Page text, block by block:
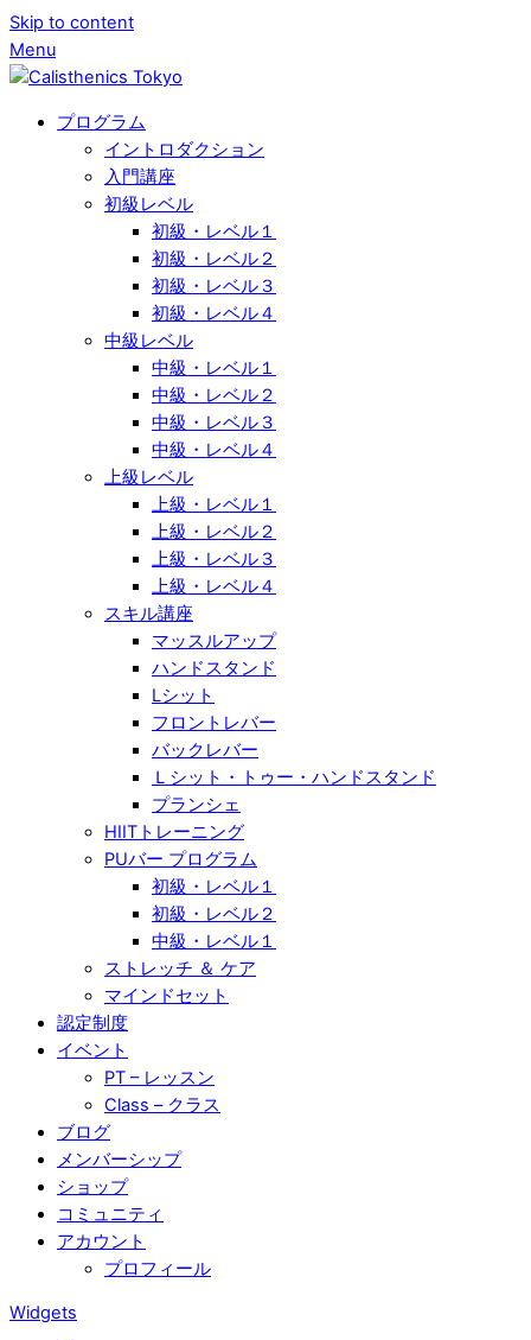
Skip to content
Menu
プログラム
イントロダクション
入門講座
初級レベル
初級・レベル１
初級・レベル２
初級・レベル３
初級・レベル４
中級レベル
中級・レベル１
中級・レベル２
中級・レベル３
中級・レベル４
上級レベル
上級・レベル１
上級・レベル２
上級・レベル３
上級・レベル４
スキル講座
マッスルアップ
ハンドスタンド
Lシット
フロントレバー
バックレバー
Ｌシット・トゥー・ハンドスタンド
プランシェ
HIITトレーニング
PUバー プログラム
初級・レベル１
初級・レベル２
中級・レベル１
ストレッチ ＆ ケア
マインドセット
認定制度
イベント
PT – レッスン
Class – クラス
ブログ
メンバーシップ
ショップ
コミュニティ
アカウント
プロフィール
Widgets